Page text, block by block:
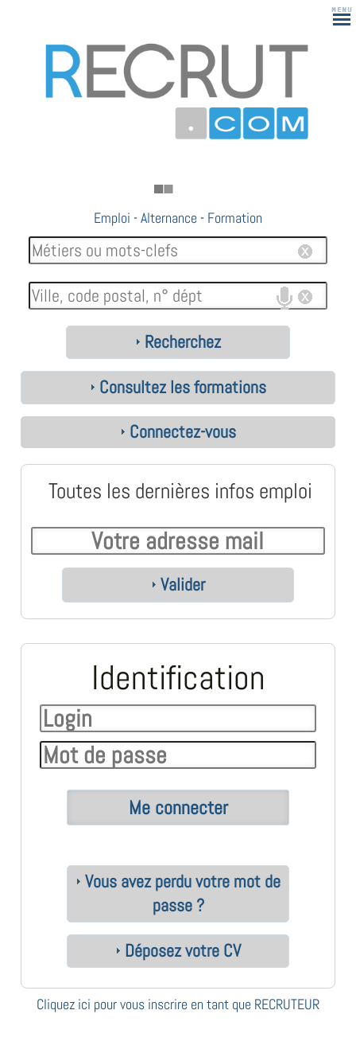
Emploi -Alternance - Formation
Recherchez
Consultez les formations
Connectez-vous
Toutes les dernières infos emploi
Valider
Identification
Vous avez perdu votre mot de
passe ?
Déposez votre CV
Cliquez ici pour vous inscrire en tant que RECRUTEUR